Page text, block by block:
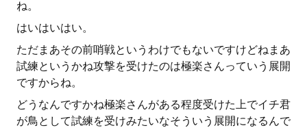
ね。
はいはいはい。
ただまあその前哨戦というわけでもないですけどねまあ
試練というかね攻撃を受けたのは極楽さんっていう展開
ですからね。
どうなんですかね極楽さんがある程度受けた上でイチ君
が鳥として試練を受けみたいなそういう展開になるんで